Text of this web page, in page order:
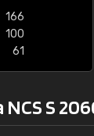
166
100
61
NCS S